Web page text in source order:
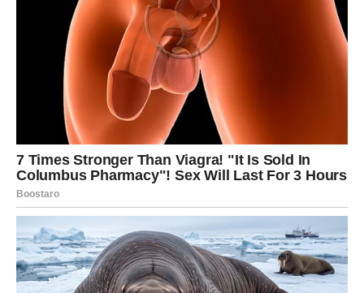
Do 3. juna ulazite u potpuno drugačiji
period
Pred Rakovima nisu obični dani. Pred vama su trenuci koji
će donositi iznenađenja, promene i emotivne preokrete
koji će se pojavljivati onda kada ih najmanje očekujete.
Iako će u pojedinim trenucima izgledati kao da se sve
okreće protiv vas, kasnije ćete shvatiti da se iza mnogih
događaja krila mnogo dublja poruka.